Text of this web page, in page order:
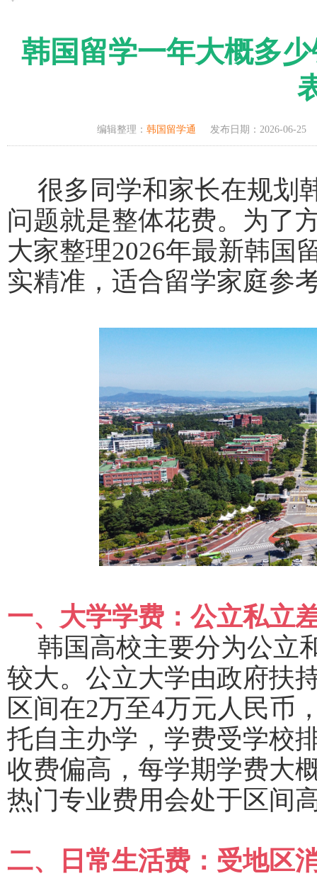
韩国留学一年大概多
编辑整理： 韩国留学通 发布日期：2026-06-25
很多同学和家长在规划
问题就是整体花费。为了
大家整理2026年最新韩国
实精准，适合留学家庭参
一、大学学费：公立私立
韩国高校主要分为公立
较大。公立大学由政府扶
区间在2万至4万元人民币
托自主办学，学费受学校
收费偏高，每学期学费大
热门专业费用会处于区间
二、日常生活费：受地区